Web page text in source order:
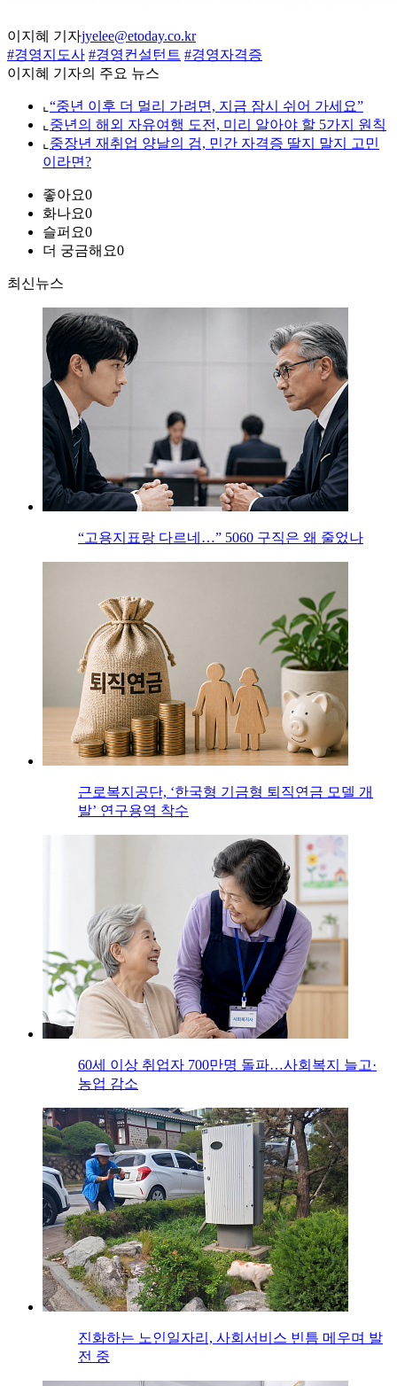
이지혜 기자jyelee@etoday.co.kr
#경영지도사 #경영컨설턴트 #경영자격증
이지혜 기자의 주요 뉴스
⌞ “중년 이후 더 멀리 가려면, 지금 잠시 쉬어 가세요”
⌞ 중년의 해외 자유여행 도전, 미리 알아야 할 5가지 원칙
⌞ 중장년 재취업 양날의 검, 민간 자격증 딸지 말지 고민
이라면?
좋아요0
화나요0
슬퍼요0
더 궁금해요0
최신뉴스
“고용지표랑 다르네…” 5060 구직은 왜 줄었나
근로복지공단, ‘한국형 기금형 퇴직연금 모델 개
발’ 연구용역 착수
60세 이상 취업자 700만명 돌파…사회복지 늘고·
농업 감소
진화하는 노인일자리, 사회서비스 빈틈 메우며 발
전 중